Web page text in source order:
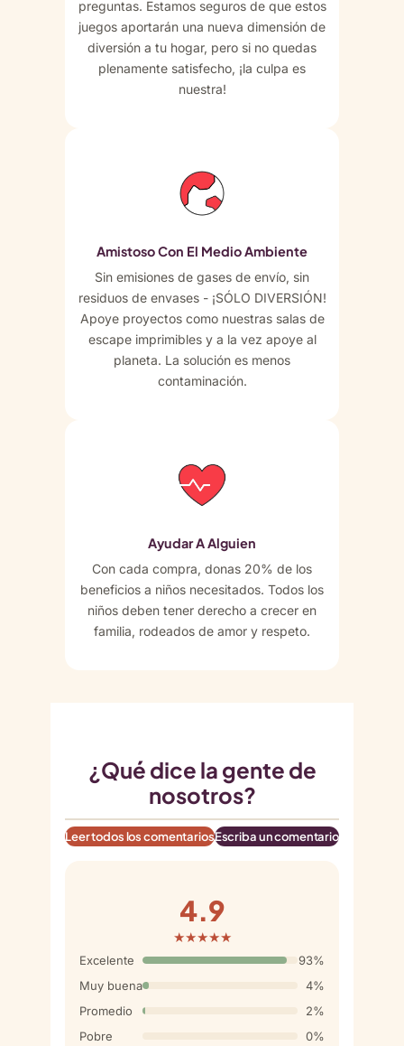
preguntas. Estamos seguros de que estos
juegos aportarán una nueva dimensión de
diversión a tu hogar, pero si no quedas
plenamente satisfecho, ¡la culpa es
nuestra!
Amistoso Con El Medio Ambiente
Sin emisiones de gases de envío, sin
residuos de envases - ¡SÓLO DIVERSIÓN!
Apoye proyectos como nuestras salas de
escape imprimibles y a la vez apoye al
planeta. La solución es menos
contaminación.
Ayudar A Alguien
Con cada compra, donas 20% de los
beneficios a niños necesitados. Todos los
niños deben tener derecho a crecer en
familia, rodeados de amor y respeto.
¿Qué dice la gente de
nosotros?
Leer todos los comentariosEscriba un comentario
4.9
★★★★★
Excelente
93%
Muy buena
4%
Promedio
2%
Pobre
0%